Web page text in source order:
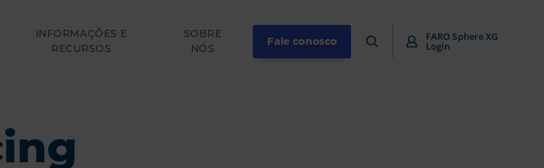
INFORMAÇÕES E
RECURSOS
SOBRE
NÓS
Fale conosco FARO Sphere XG
Login